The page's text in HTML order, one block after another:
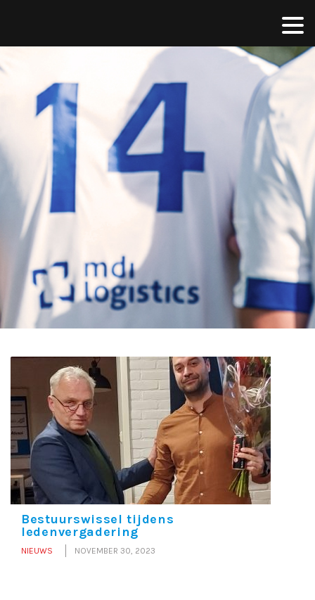
Bestuurswissel tijdens
ledenvergadering
NIEUWS NOVEMBER 30, 2023